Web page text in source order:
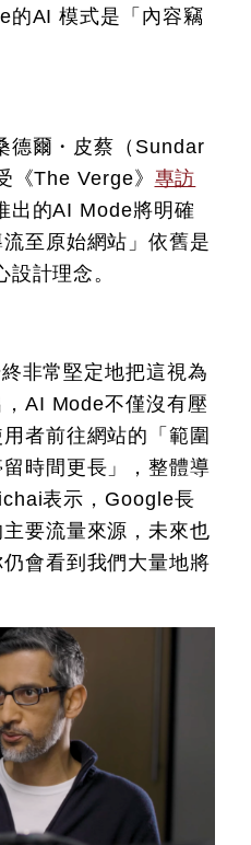
的AI 模式是「內容竊
德爾・皮蔡（Sundar
《The Verge》 專訪
出的AI Mode將明確
至原始網站」依舊是
計理念。
非常堅定地把這視為
AI Mode不僅沒有壓
者前往網站的「範圍
時間更長」，整體導
表示，Google長
要流量來源，未來也
會看到我們大量地將